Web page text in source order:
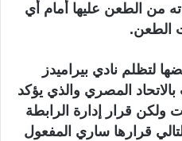
من الطعن عليها أمام أي
الطعن.
لتظلم نادي بيراميدز
بالاتحاد المصري والذي يؤكد
ولكن قرار إدارة الرابطة
قرارها ساري المفعول